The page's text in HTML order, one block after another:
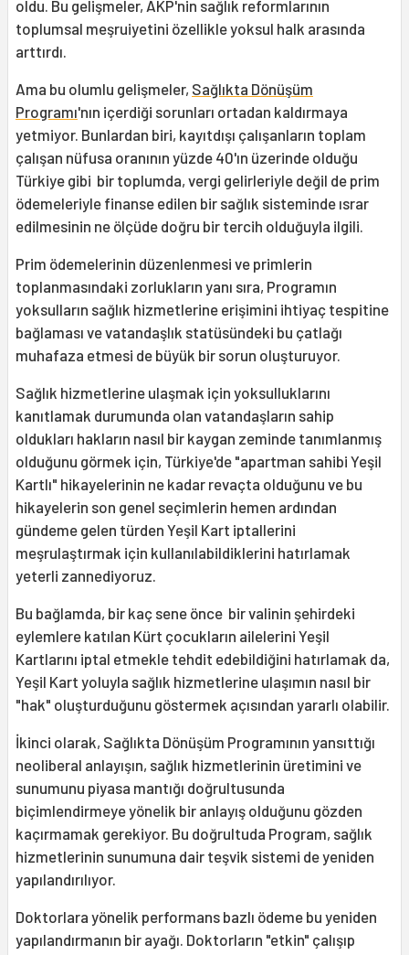
oldu. Bu gelişmeler, AKP'nin sağlık reformlarının
toplumsal meşruiyetini özellikle yoksul halk arasında
arttırdı.
Ama bu olumlu gelişmeler, Sağlıkta Dönüşüm
Programı'nın içerdiği sorunları ortadan kaldırmaya
yetmiyor. Bunlardan biri, kayıtdışı çalışanların toplam
çalışan nüfusa oranının yüzde 40'ın üzerinde olduğu
Türkiye gibi bir toplumda, vergi gelirleriyle değil de prim
ödemeleriyle finanse edilen bir sağlık sisteminde ısrar
edilmesinin ne ölçüde doğru bir tercih olduğuyla ilgili.
Prim ödemelerinin düzenlenmesi ve primlerin
toplanmasındaki zorlukların yanı sıra, Programın
yoksulların sağlık hizmetlerine erişimini ihtiyaç tespitine
bağlaması ve vatandaşlık statüsündeki bu çatlağı
muhafaza etmesi de büyük bir sorun oluşturuyor.
Sağlık hizmetlerine ulaşmak için yoksulluklarını
kanıtlamak durumunda olan vatandaşların sahip
oldukları hakların nasıl bir kaygan zeminde tanımlanmış
olduğunu görmek için, Türkiye'de "apartman sahibi Yeşil
Kartlı" hikayelerinin ne kadar revaçta olduğunu ve bu
hikayelerin son genel seçimlerin hemen ardından
gündeme gelen türden Yeşil Kart iptallerini
meşrulaştırmak için kullanılabildiklerini hatırlamak
yeterli zannediyoruz.
Bu bağlamda, bir kaç sene önce bir valinin şehirdeki
eylemlere katılan Kürt çocukların ailelerini Yeşil
Kartlarını iptal etmekle tehdit edebildiğini hatırlamak da,
Yeşil Kart yoluyla sağlık hizmetlerine ulaşımın nasıl bir
"hak" oluşturduğunu göstermek açısından yararlı olabilir.
İkinci olarak, Sağlıkta Dönüşüm Programının yansıttığı
neoliberal anlayışın, sağlık hizmetlerinin üretimini ve
sunumunu piyasa mantığı doğrultusunda
biçimlendirmeye yönelik bir anlayış olduğunu gözden
kaçırmamak gerekiyor. Bu doğrultuda Program, sağlık
hizmetlerinin sunumuna dair teşvik sistemi de yeniden
yapılandırılıyor.
Doktorlara yönelik performans bazlı ödeme bu yeniden
yapılandırmanın bir ayağı. Doktorların "etkin" çalışıp